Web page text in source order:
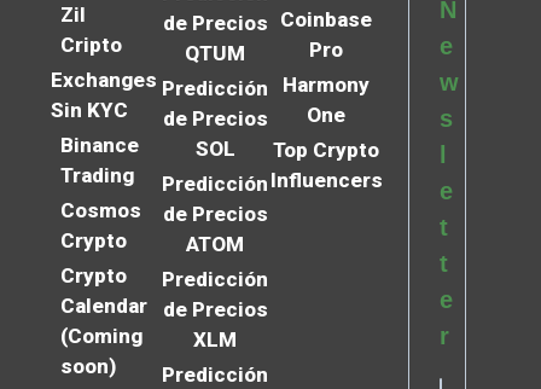
Zil
Cripto
Exchanges
Sin KYC
Binance
Trading
Cosmos
Crypto
Crypto
Calendar
(Coming
soon)
de Precios
QTUM
Predicción
de Precios
SOL
Predicción
de Precios
ATOM
Predicción
de Precios
XLM
Predicción
Coinbase
Pro
Harmony
One
Top Crypto
Influencers
N
e
w
s
e
t
t
e
r